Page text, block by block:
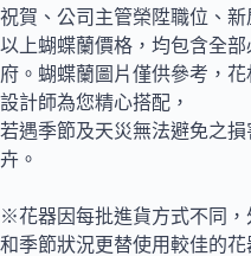
祝賀、公司主管榮陞職位、
以上蝴蝶蘭價格，均包含全
府。蝴蝶蘭圖片僅供參考，
設計師為您精心搭配，
若遇季節及天災無法避免之
卉。
※花器因每批進貨方式不同
和季節狀況更替使用較佳的花